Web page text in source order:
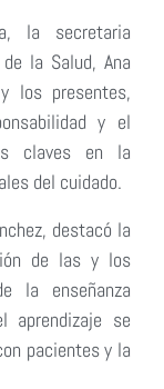
la secretaria
la Salud, Ana
los presentes,
y el
claves en la
del cuidado.
destacó la
de las y los
la enseñanza
se
pacientes y la